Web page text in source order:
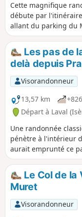
Cette magnifique
débute par
allant du parking du
Lac de la Coche. Le
sauvage en
dans sa traversée
de la chaine de
sous les Pointes du
la Scia et celles du
de magnifiques
Vallée d'Olle et la
de Belledonne. Dans
minéral de haute
franchit le Col de la
rejoindre celui de la
délaissant le GR®, il
superbe et couru Lac
descend son verrou
Les pas de
delà depuis
Visorandonneur
13,57 km
Départ à Laval
Une randonnée
pénètre à l'intérieur
aurait emprunté ce
routier entre le
piste entre (6) et (7)
passage est
skieurs de
de tourisme à une
Le Col de
Muret
Visorandonneur